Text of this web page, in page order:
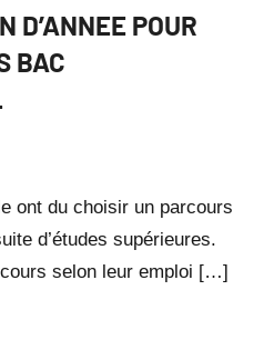
D’ANNEE POUR
BAC
ont du choisir un parcours
d’études supérieures.
selon leur emploi […]